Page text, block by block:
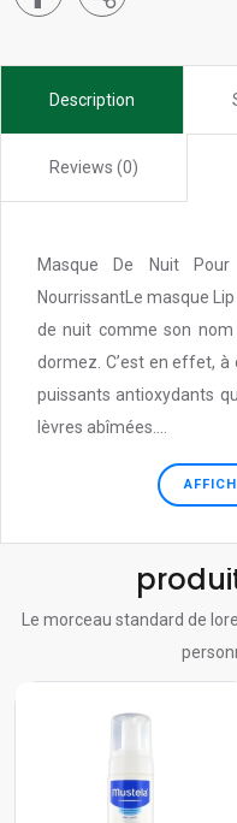
Description
Reviews (0)
Masque De Nuit
NourrissantLe masque
de nuit comme son nom
dormez. C’est en effet, à
puissants antioxydants
lèvres abîmées....
Le morceau standard de